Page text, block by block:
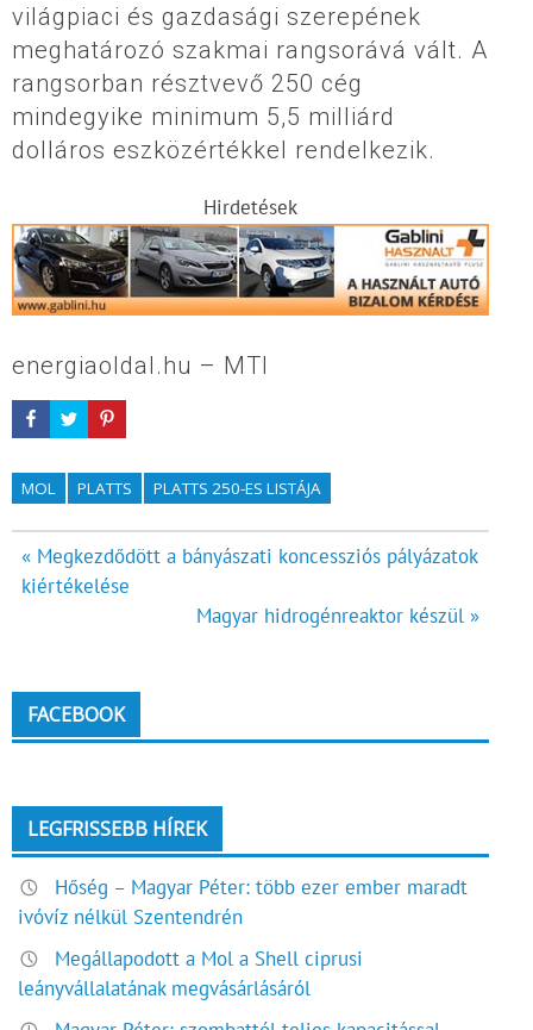
világpiaci és gazdasági szerepének
meghatározó szakmai rangsorává vált. A
rangsorban résztvevő 250 cég
mindegyike minimum 5,5 milliárd
dolláros eszközértékkel rendelkezik.
Hirdetések
energiaoldal.hu – MTI
MOL PLATTS PLATTS 250-ES LISTÁJA
Bejegyzés
navigáció
« Megkezdődött a bányászati koncessziós pályázatok
kiértékelése
Magyar hidrogénreaktor készül »
FACEBOOK
LEGFRISSEBB HÍREK
Hőség – Magyar Péter: több ezer ember maradt
ivóvíz nélkül Szentendrén
Megállapodott a Mol a Shell ciprusi
leányvállalatának megvásárlásáról